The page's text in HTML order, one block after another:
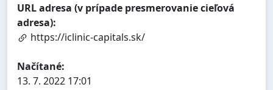
URL adresa (v prípade presmerovanie cieľová
adresa):
https://iclinic-capitals.sk/
Načítané:
13. 7. 2022 17:01